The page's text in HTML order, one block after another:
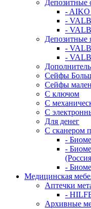
Депозитные
- AIKO
-
-
Депозитные
-
-
Сейфы
Сейфы
С ключом
С
С
Для денег
С сканером
-
-
-
Медицинская
Аптечки
-
Архивные